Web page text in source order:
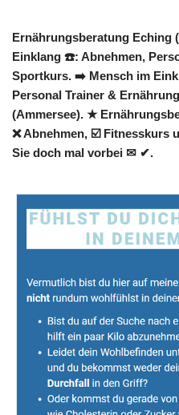
Ernährungsberatung Eching
Einklang ☎️: Abnehmen,
Sportkurs. ➡️ Mensch im
Personal Trainer &
(Ammersee). ★
❌ Abnehmen, ☑️
Sie doch mal vorbei ✉ ✔.